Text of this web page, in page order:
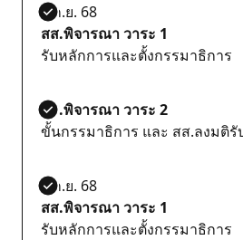
5 ก.ย. 68
สส.พิจารณา วาระ 1
รับหลักการและตั้งกรรมาธิการ
สส.พิจารณา วาระ 2
ขั้นกรรมาธิการ และ สส.ลงมติรั
5 ก.ย. 68
สส.พิจารณา วาระ 1
รับหลักการและตั้งกรรมาธิการ